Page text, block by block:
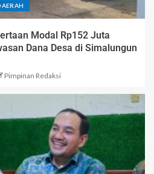
Modal Rp152 Juta
Dana Desa di Simalungun
Pimpinan Redaksi